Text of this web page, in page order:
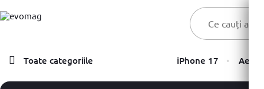
Toate categoriile
Laptopuri
iPhone 17 Aer